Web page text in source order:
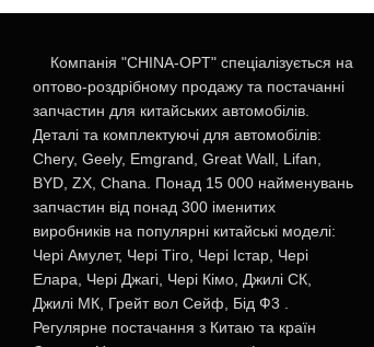
Компанія "CHINA-OPT" спеціалізується на
оптово-роздрібному продажу та постачанні
запчастин для китайських автомобілів.
Деталі та комплектуючі для автомобілів:
Chery, Geely, Emgrand, Great Wall, Lifan,
BYD, ZX, Chana. Понад 15 000 найменувань
запчастин від понад 300 іменитих
виробників на популярні китайські моделі:
Чері Амулет, Чері Тіго, Чері Істар, Чері
Елара, Чері Джагі, Чері Кімо, Джилі СК,
Джилі МК, Грейт вол Сейф, Бід Ф3 .
Регулярне постачання з Китаю та країн